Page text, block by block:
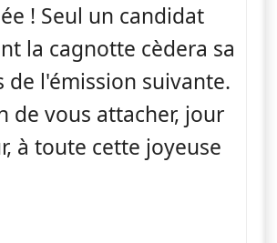
! Seul un candidat
la cagnotte cèdera sa
de l'émission suivante.
de vous attacher, jour
à toute cette joyeuse